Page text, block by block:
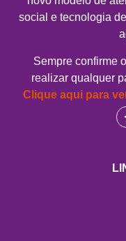
social e tecnologia
Sempre confirme
realizar qualquer
Clique aqui para